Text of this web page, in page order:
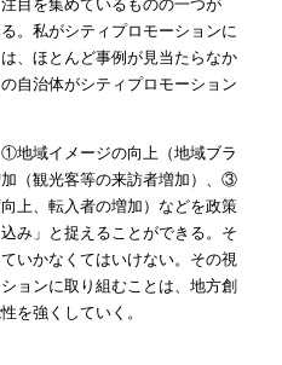
目を集めているものの一つが
。私がシティプロモーションに
、ほとんど事例が見当たらなか
自治体がシティプロモーション
地域イメージの向上（地域ブラ
（観光客等の来訪者増加）、③
上、転入者の増加）などを政策
み」と捉えることができる。そ
いかなくてはいけない。その視
ョンに取り組むことは、地方創
を強くしていく。